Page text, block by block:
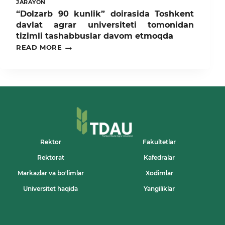
JARAYON
“Dolzarb 90 kunlik” doirasida Toshkent
davlat agrar universiteti tomonidan
tizimli tashabbuslar davom etmoqda
READ MORE
“DOLZARB
DAVOMRektor Fakultetlar
Rektorat Kafedralar
Markazlar va bo'limlar Xodimlar
Universitet haqida Yangiliklar